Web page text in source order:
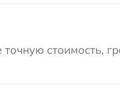
стоимость,